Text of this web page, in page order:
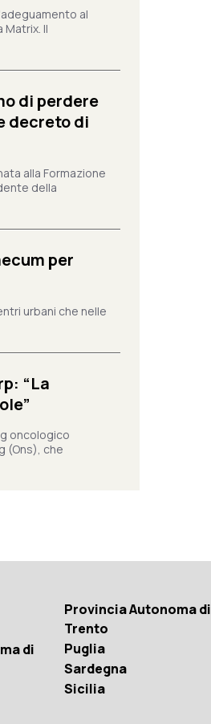
al
Il
di perdere
decreto di
alla Formazione
della
per
urbani che nelle
“La
oncologico
(Ons), che
di
Provincia Autonoma di
Trento
Puglia
Sardegna
Sicilia